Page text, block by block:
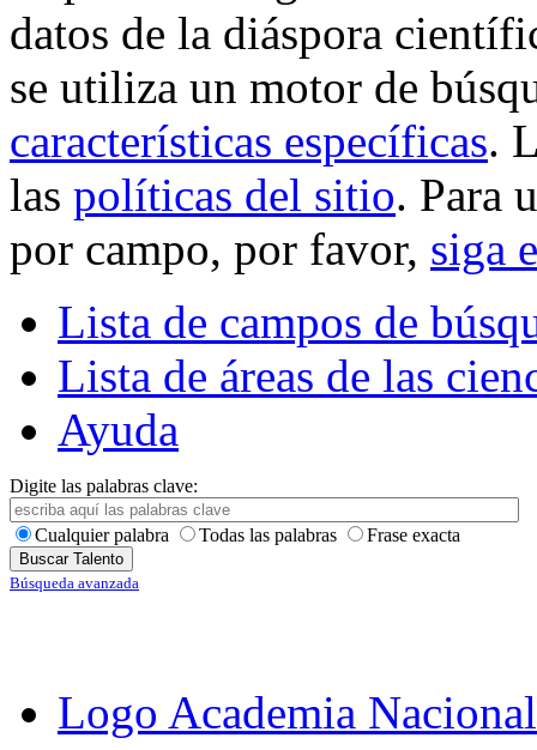
datos de la diáspora
se utiliza un motor de
características específicas.
las políticas del sitio. Para
por campo, por favor, siga
Lista de campos de
Lista de áreas de las
Ayuda
Digite las palabras clave:
Cualquier palabra Todas las palabras Frase exacta
Búsqueda avanzada
Logo Academia